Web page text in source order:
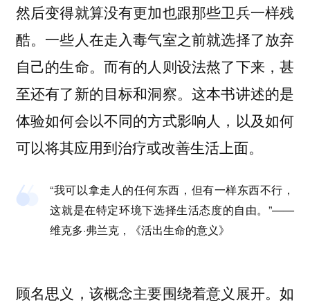
然后变得就算没有更加也跟那些卫兵一样残
酷。一些人在走入毒气室之前就选择了放弃
自己的生命。而有的人则设法熬了下来，甚
至还有了新的目标和洞察。这本书讲述的是
体验如何会以不同的方式影响人，以及如何
可以将其应用到治疗或改善生活上面。
“我可以拿走人的任何东西，但有一样东西不行，
这就是在特定环境下选择生活态度的自由。”——
维克多·弗兰克，《活出生命的意义》
顾名思义，该概念主要围绕着意义展开。如